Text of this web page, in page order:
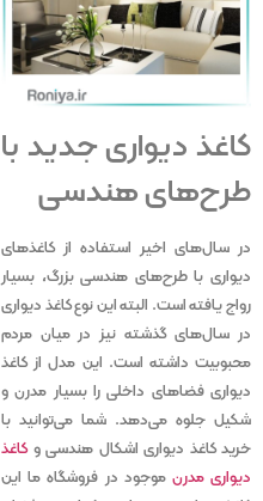
کاغذ دیواری جدید با
طرح‌های هندسی
در سال‌های اخیر استفاده از کاغذهای
دیواری با طرح‌های هندسی بزرگ، بسیار
رواج یافته است. البته این نوع کاغذ دیواری
در سال‌های گذشته نیز در میان مردم
محبوبیت داشته است. این مدل از کاغذ
دیواری فضاهای داخلی را بسیار مدرن‌ و
شکیل جلوه می‌دهد. شما می‌توانید با
خرید کاغذ دیواری اشکال هندسی وکاغذ
دیواری مدرن موجود در فروشگاه ما این